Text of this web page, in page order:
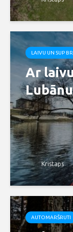
LAIVU UN SUP
Ar
Lubānu
Kristaps
AUTOMARŠRUTI